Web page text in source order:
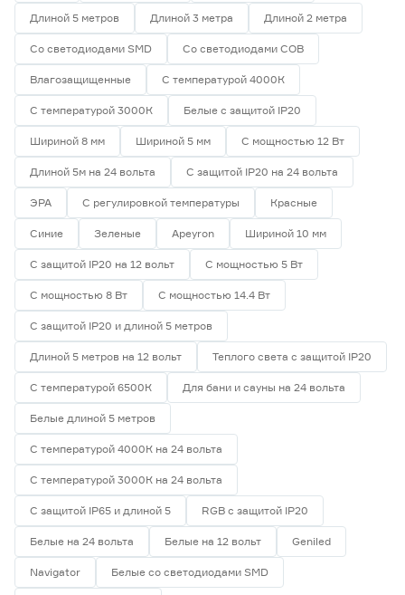
Ширина (мм)
5 6
10 12 16
Ещё 1
Напряжение (В)
5 12 24
230
Мощность (Вт/м)
8 12
5 7 9
Ещё 11
Индекс цветопередачи (Ra)
58
82 90
Тип светодиода
SMD3535 СОВ
Длиной 5 метров Длиной 3 метра Длиной 2 метра
Со светодиодами SMD Со светодиодами СОВ
Влагозащищенные С температурой 4000К
С температурой 3000К Белые с защитой IP20
Шириной 8 мм Шириной 5 мм С мощностью 12 Вт
Длиной 5м на 24 вольта С защитой IP20 на 24 вольта
ЭРА С регулировкой температуры Красные
Синие Зеленые Apeyron Шириной 10 мм
С защитой IP20 на 12 вольт С мощностью 5 Вт
С мощностью 8 Вт С мощностью 14.4 Вт
С защитой IP20 и длиной 5 метров
Длиной 5 метров на 12 вольт Теплого света с защитой IP20
С температурой 6500К Для бани и сауны на 24 вольта
Белые длиной 5 метров
С температурой 4000К на 24 вольта
С температурой 3000К на 24 вольта
С защитой IP65 и длиной 5 RGB с защитой IP20
Белые на 24 вольта Белые на 12 вольт Geniled
Navigator Белые со светодиодами SMD